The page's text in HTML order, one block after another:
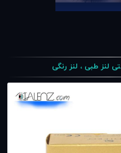
لنز طبی ، لنز رنگی